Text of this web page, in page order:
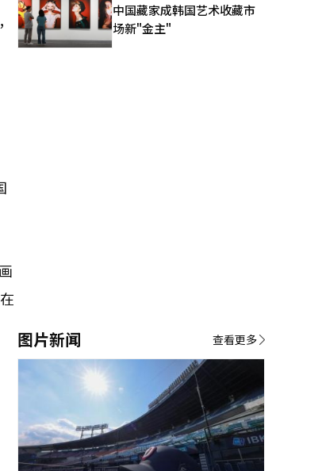
中国藏家成韩国艺术收藏市
场新"金主"
图片新闻 查看更多